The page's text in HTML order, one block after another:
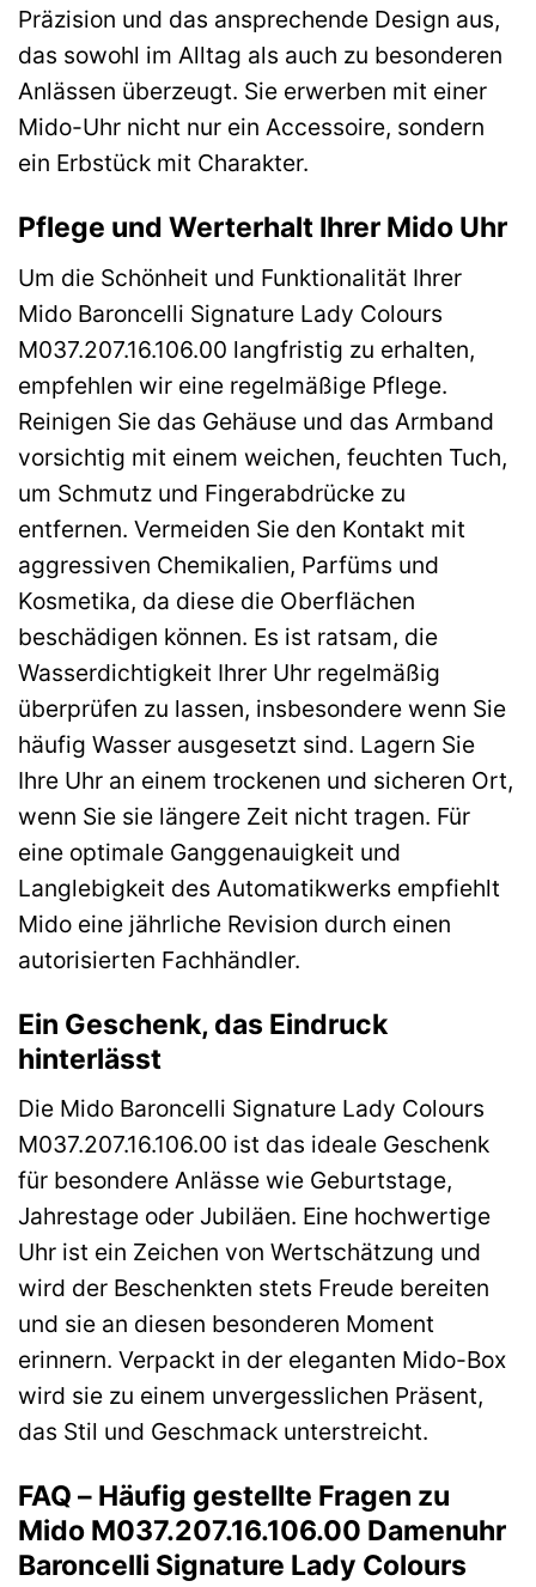
Präzision und das ansprechende Design aus,
das sowohl im Alltag als auch zu besonderen
Anlässen überzeugt. Sie erwerben mit einer
Mido-Uhr nicht nur ein Accessoire, sondern
ein Erbstück mit Charakter.
Pflege und Werterhalt Ihrer Mido Uhr
Um die Schönheit und Funktionalität Ihrer
Mido Baroncelli Signature Lady Colours
M037.207.16.106.00 langfristig zu erhalten,
empfehlen wir eine regelmäßige Pflege.
Reinigen Sie das Gehäuse und das Armband
vorsichtig mit einem weichen, feuchten Tuch,
um Schmutz und Fingerabdrücke zu
entfernen. Vermeiden Sie den Kontakt mit
aggressiven Chemikalien, Parfüms und
Kosmetika, da diese die Oberflächen
beschädigen können. Es ist ratsam, die
Wasserdichtigkeit Ihrer Uhr regelmäßig
überprüfen zu lassen, insbesondere wenn Sie
häufig Wasser ausgesetzt sind. Lagern Sie
Ihre Uhr an einem trockenen und sicheren Ort,
wenn Sie sie längere Zeit nicht tragen. Für
eine optimale Ganggenauigkeit und
Langlebigkeit des Automatikwerks empfiehlt
Mido eine jährliche Revision durch einen
autorisierten Fachhändler.
Ein Geschenk, das Eindruck
hinterlässt
Die Mido Baroncelli Signature Lady Colours
M037.207.16.106.00 ist das ideale Geschenk
für besondere Anlässe wie Geburtstage,
Jahrestage oder Jubiläen. Eine hochwertige
Uhr ist ein Zeichen von Wertschätzung und
wird der Beschenkten stets Freude bereiten
und sie an diesen besonderen Moment
erinnern. Verpackt in der eleganten Mido-Box
wird sie zu einem unvergesslichen Präsent,
das Stil und Geschmack unterstreicht.
FAQ – Häufig gestellte Fragen zu
Mido M037.207.16.106.00 Damenuhr
Baroncelli Signature Lady Colours